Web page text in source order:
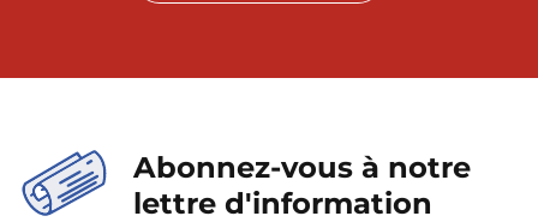
Abonnez-vous à notre
lettre d'information